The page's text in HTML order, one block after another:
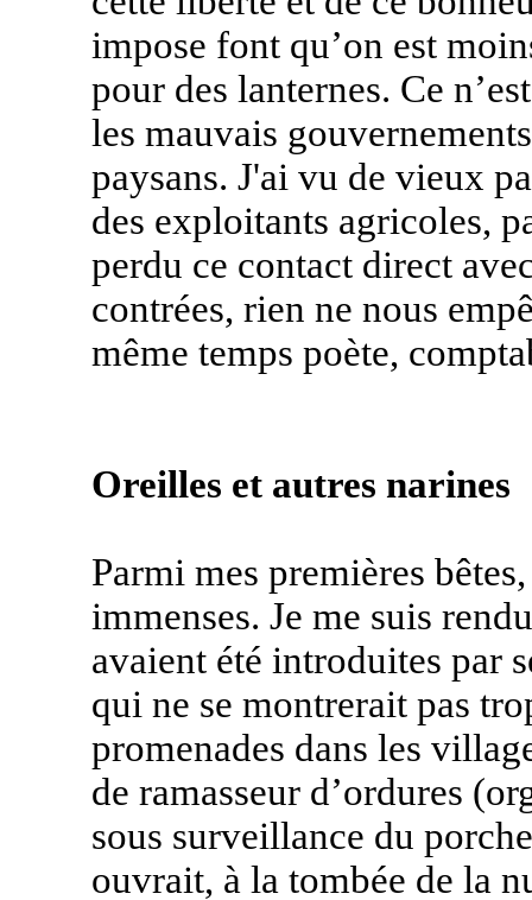
impose font qu’on est
pour des lanternes. Ce
les mauvais
paysans. J'ai vu de vieux
des exploitants agricoles,
perdu ce contact direct
contrées, rien ne nous
même temps poète,
Oreilles et autres narines
Parmi mes premières
immenses. Je me suis
avaient été introduites par
qui ne se montrerait pas
promenades dans les
de ramasseur d’ordures
sous surveillance du
ouvrait, à la tombée de la